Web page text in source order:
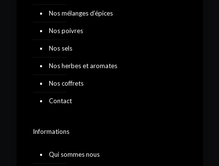
Nos mélanges d’épices
Nos poivres
Nos sels
Nos herbes et aromates
Nos coffrets
Contact
Informations
Qui sommes nous